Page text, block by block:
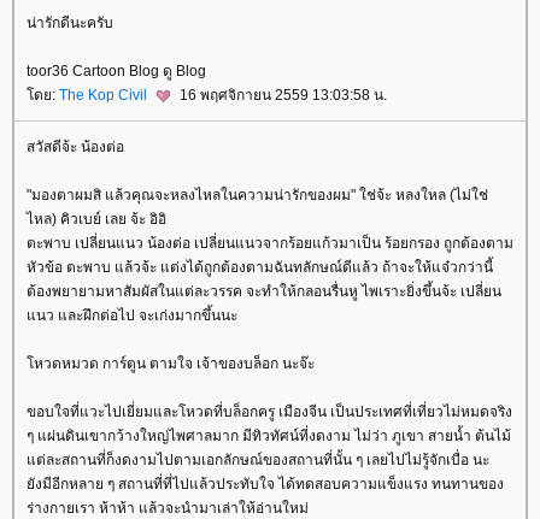
น่ารักดีนะครับ
toor36 Cartoon Blog ดู Blog
ดย: The Kop Civil 16 พฤศจิกายน 2559 13:03:58 น.
สวัสดีจ้ะ น้องต่อ
"มองตาผมสิ แล้วคุณจะหลงไหลในความน่ารักของผม" ใช่จ้ะ หลงใหล (ไม่ใช่
ไหล) คิวเบย์ เลย จ้ะ อิอิ
ตะพาบ เปลี่ยนแนว น้องต่อ เปลี่ยนแนวจากร้อยแก้วมาเป็น ร้อยกรอง ถูกต้องตาม
หัวข้อ ตะพาบ แล้วจ้ะ แต่งได้ถูกต้องตามฉันทลักษณ์ดีแล้ว ถ้าจะให้แจ๋วกว่านี้
ต้องพยายามหาสัมผัสในแต่ละวรรค จะทำให้กลอนรื่นหู ไพเราะยิ่งขึ้นจ้ะ เปลี่ยน
นว และฝึกต่อไป จะเก่งมากขึ้นนะ
หวดหมวด การ์ตูน ตามใจ เจ้าของบล็อก นะจ๊ะ
ขอบใจที่แวะไปเยี่ยมและโหวดที่บล็อกครู เมืองจีน เป็นประเทศที่เที่ยวไม่หมดจริง
ๆ แผ่นดินเขากว้างใหญ่ไพศาลมาก มีทิวทัศน์ที่งดงาม ไม่ว่า ภูเขา สายน้ำ ต้นไม้
ต่ละสถานที่ก็งดงามไปตามเอกลักษณ์ของสถานที่นั้น ๆ เลยไปไม่รู้จักเบื่อ นะ
ังมีอีกหลาย ๆ สถานที่ที่ไปแล้วประทับใจ ได้ทดสอบความแข็งแรง ทนทานของ
ร่างกายเรา ห้าห้า แล้วจะนำมาเล่าให้อ่านใหม่